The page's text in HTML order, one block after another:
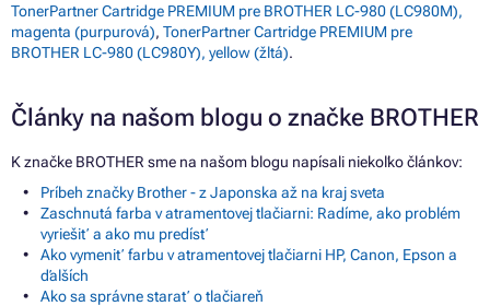
TonerPartner Cartridge PREMIUM pre BROTHER LC-980 (LC980M),
magenta (purpurová), TonerPartner Cartridge PREMIUM pre
BROTHER LC-980 (LC980Y), yellow (žltá).
Články na našom blogu o značke BROTHER
K značke BROTHER sme na našom blogu napísali niekoľko článkov:
Príbeh značky Brother - z Japonska až na kraj sveta
Zaschnutá farba v atramentovej tlačiarni: Radíme, ako problém
vyriešiť a ako mu predísť
Ako vymeniť farbu v atramentovej tlačiarni HP, Canon, Epson a
ďalších
Ako sa správne starať o tlačiareň